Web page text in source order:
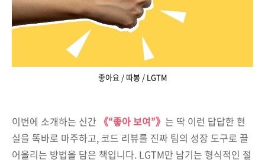
좋아요 / 따봉 / LGTM
이번에 소개하는 신간 《“좋아 보여”》 는 딱 이런 답답한 현
실을 똑바로 마주하고, 코드 리뷰를 진짜 팀의 성장 도구로 끌
어올리는 방법을 담은 책입니다. LGTM만 남기는 형식적인 절